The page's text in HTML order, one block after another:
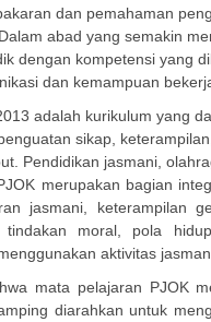
dan pemahaman
abad yang semakin
dengan kompetensi yang
dan kemampuan
adalah kurikulum yang
sikap,
Pendidikan jasmani,
merupakan bagian
jasmani, keterampilan
tindakan moral, pola
aktivitas
mata pelajaran PJOK
diarahkan untuk